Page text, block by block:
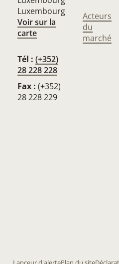
Luxembourg
Voir sur la
carte
Tél : (+352)
28 228 228
Fax : (+352)
28 228 229
Acteurs
du
marché